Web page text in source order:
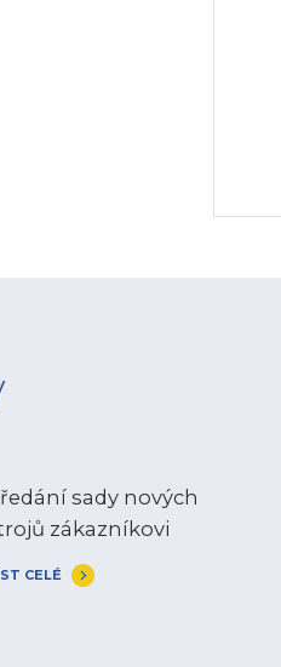
sady nových
zákazníkovi
CELÉ